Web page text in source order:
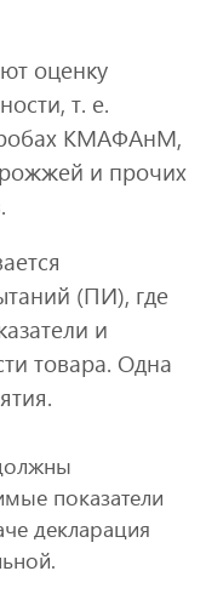
оценку
т. е.
КМАФАнМ,
и прочих
(ПИ), где
и
товара. Одна
показатели
декларация